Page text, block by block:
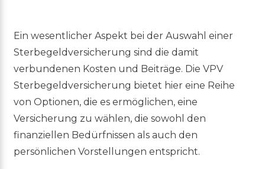
Ein wesentlicher Aspekt bei der Auswahl einer
Sterbegeldversicherung sind die damit
verbundenen Kosten und Beiträge. Die VPV
Sterbegeldversicherung bietet hier eine Reihe
von Optionen, die es ermöglichen, eine
Versicherung zu wählen, die sowohl den
finanziellen Bedürfnissen als auch den
persönlichen Vorstellungen entspricht.